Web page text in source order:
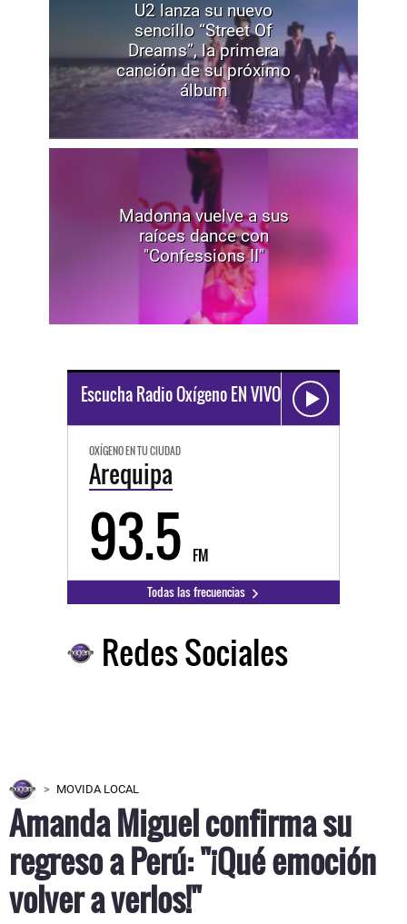
U2 lanza su nuevo
sencillo “Street Of
Dreams”, la primera
canción de su próximo
álbum
Madonna vuelve a sus
raíces dance con
"Confessions II"
Escucha Radio Oxígeno EN VIVO
OXÍGENO EN TU CIUDAD
Arequipa
93.5 FM
Todas las frecuencias
Redes Sociales
MOVIDA LOCAL
Amanda Miguel confirma su
regreso a Perú: "¡Qué emoción
volver a verlos!"